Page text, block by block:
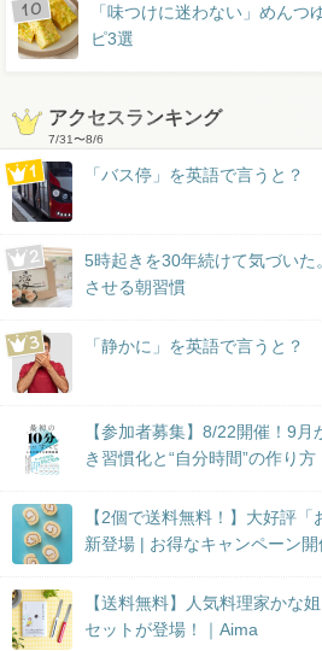
「味つけに迷わない」めんつ
ピ3選
アクセスランキング
7/31〜8/6
「バス停」を英語で言うと？
5時起きを30年続けて気づい
させる朝習慣
「静かに」を英語で言うと？
【参加者募集】8/22開催！9
き習慣化と“自分時間”の作り
【2個で送料無料！】大好評
新登場 | お得なキャンペーン開
【送料無料】人気料理家かな
セットが登場！｜Aima